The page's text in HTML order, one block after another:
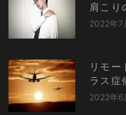
肩こり
2022年7
リモー
ラス症
2022年6